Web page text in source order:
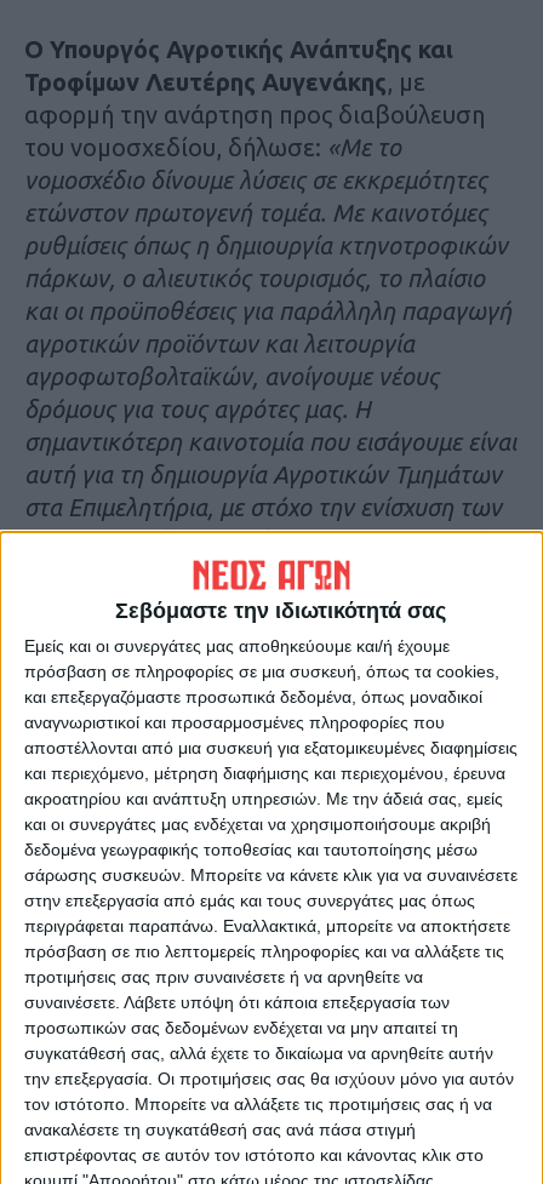
Σεβόμαστε την ιδιωτικότητά σας
Εμείς και οι συνεργάτες μας αποθηκεύουμε και/ή έχουμε
πρόσβαση σε πληροφορίες σε μια συσκευή, όπως τα cookies,
και επεξεργαζόμαστε προσωπικά δεδομένα, όπως μοναδικοί
αναγνωριστικοί και προσαρμοσμένες πληροφορίες που
αποστέλλονται από μια συσκευή για εξατομικευμένες διαφημίσεις
και περιεχόμενο, μέτρηση διαφήμισης και περιεχομένου, έρευνα
ακροατηρίου και ανάπτυξη υπηρεσιών. Με την άδειά σας, εμείς
και οι συνεργάτες μας ενδέχεται να χρησιμοποιήσουμε ακριβή
δεδομένα γεωγραφικής τοποθεσίας και ταυτοποίησης μέσω
σάρωσης συσκευών. Μπορείτε να κάνετε κλικ για να συναινέσετε
στην επεξεργασία από εμάς και τους συνεργάτες μας όπως
περιγράφεται παραπάνω. Εναλλακτικά, μπορείτε να αποκτήσετε
πρόσβαση σε πιο λεπτομερείς πληροφορίες και να αλλάξετε τις
προτιμήσεις σας πριν συναινέσετε ή να αρνηθείτε να
συναινέσετε. Λάβετε υπόψη ότι κάποια επεξεργασία των
προσωπικών σας δεδομένων ενδέχεται να μην απαιτεί τη
συγκατάθεσή σας, αλλά έχετε το δικαίωμα να αρνηθείτε αυτήν
την επεξεργασία. Οι προτιμήσεις σας θα ισχύουν μόνο για αυτόν
τον ιστότοπο. Μπορείτε να αλλάξετε τις προτιμήσεις σας ή να
ανακαλέσετε τη συγκατάθεσή σας ανά πάσα στιγμή
επιστρέφοντας σε αυτόν τον ιστότοπο και κάνοντας κλικ στο
Ο Υπουργός Αγροτικής Ανάπτυξης και
Τροφίμων Λευτέρης Αυγενάκης, με
αφορμή την ανάρτηση προς διαβούλευση
του νομοσχεδίου, δήλωσε: «Με το
νομοσχέδιο δίνουμε λύσεις σε εκκρεμότητες
ετώνστον πρωτογενή τομέα. Με καινοτόμες
ρυθμίσεις όπως η δημιουργία κτηνοτροφικών
πάρκων, ο αλιευτικός τουρισμός, το πλαίσιο
και οι προϋποθέσεις για παράλληλη παραγωγή
αγροτικών προϊόντων και λειτουργία
αγροφωτοβολταϊκών, ανοίγουμε νέους
δρόμους για τους αγρότες μας. Η
σημαντικότερη καινοτομία που εισάγουμε είναι
αυτή για τη δημιουργία Αγροτικών Τμημάτων
στα Επιμελητήρια, με στόχο την ενίσχυση των
επαγγελματιών αγροτών και τον εφοδιασμό
τους με γνώσεις, που θα τους δώσουν τη
δυνατότητα να ανταπεξέλθουν με επιτυχία στις
προκλήσεις της νέας εποχής. Προχωρούμε
μπροστά, με δύναμη και τόλμη,
εκσυγχρονίζοντας την αγροτική παραγωγή με
μοναδικό τελικό στόχο να δώσουμε νέες
προοπτικές στους Έλληνες αγρότες»
Στόχοι του σχεδίου νόμου:
Ø Δημιουργείκτηνοτροφικά πάρκαγια τον
σταυλισμό των ζώων στηρίζοντας τη
βιωσιμότητα των μικρών κτηνοτροφικών
επιχειρήσεων.
Ø Αντιμετωπίζει τη γραφειοκρατία και δίνει
λύση στο χρόνιο πρόβλημα των
ενδικοφανών αλιευτικών προσφυγών